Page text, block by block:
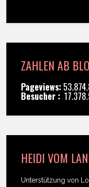
ZAHLEN AB
Pageviews:
Besucher :
HEIDI VOM
Unterstützung von